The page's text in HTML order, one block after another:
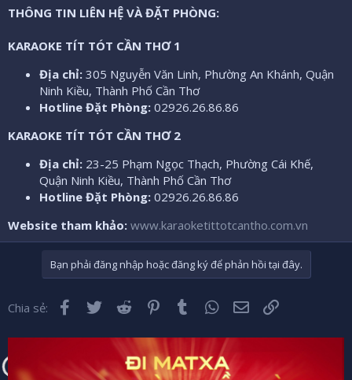
THÔNG TIN LIÊN HỆ VÀ ĐẶT PHÒNG:
KARAOKE TÍT TÓT CẦN THƠ 1
Địa chỉ: 305 Nguyễn Văn Linh, Phường An Khánh, Quận
Ninh Kiều, Thành Phố Cần Thơ
Hotline Đặt Phòng: 02926.26.86.86
KARAOKE TÍT TÓT CẦN THƠ 2
Địa chỉ: 23-25 Phạm Ngọc Thạch, Phường Cái Khế,
Quận Ninh Kiều, Thành Phố Cần Thơ
Hotline Đặt Phòng: 02926.26.86.86
Website tham khảo: www.karaoketittotcantho.com.vn
Bạn phải đăng nhập hoặc đăng ký để phản hồi tại đây.
Chia sẻ: Facebook
Twitter Reddit Pinterest
Tumblr WhatsApp
Email